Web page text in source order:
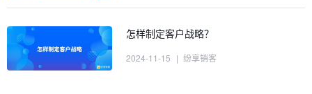
怎样制定客户战略？
2024-11-15 | 纷享销客